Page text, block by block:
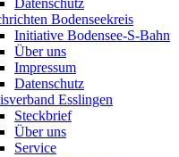
Datenschutz
Bodenseekreis
Initiative Bodensee-S-Bahn
Über uns
Impressum
Datenschutz
Esslingen
Steckbrief
Über uns
Service